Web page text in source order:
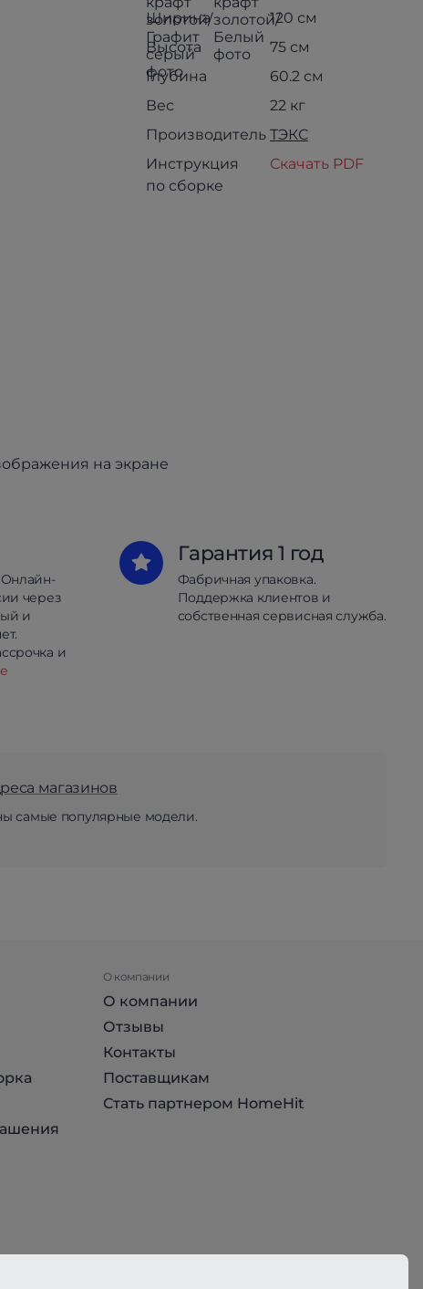
Ширина
120 см
Высота
75 см
Глубина
60.2 см
Вес
22 кг
Производитель ТЭКС
Инструкция
по сборке
Скачать PDF
на экране
Онлайн-
через
и
и
Гарантия 1 год
Фабричная упаковка.
Поддержка клиентов и
собственная сервисная служба.
магазинов
самые популярные модели.
О компании
О компании
Отзывы
Контакты
Поставщикам
Стать партнером HomeHit